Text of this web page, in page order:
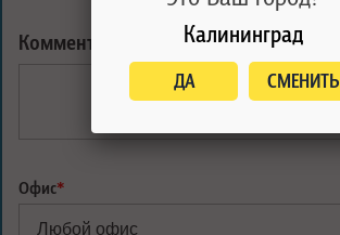
Комментарий:
Офис*
Калининград
ДА СМЕНИТЬ